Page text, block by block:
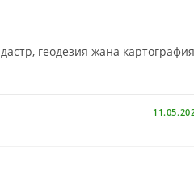
геодезия жана картография